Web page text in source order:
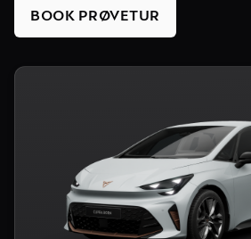
BOOK PRØVETUR